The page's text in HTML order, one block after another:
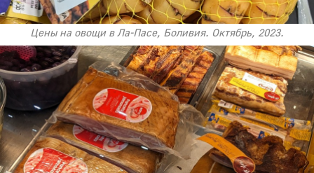
Цены на овощи в Ла-Пасе, Боливия. Октябрь, 2023.